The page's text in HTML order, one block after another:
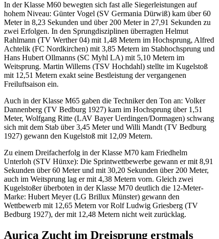
In der Klasse M60 bewegten sich fast alle Siegerleistungen auf
hohem Niveau: Günter Vogel (SV Germania Dürwiß) kam über 60
Meter in 8,23 Sekunden und über 200 Meter in 27,91 Sekunden zu
zwei Erfolgen. In den Sprungdisziplinen überragten Helmut
Rahlmann (TV Werther 04) mit 1,48 Metern im Hochsprung, Alfred
Achtelik (FC Nordkirchen) mit 3,85 Metern im Stabhochsprung und
Hans Hubert Ollmanns (SC Myhl LA) mit 5,10 Metern im
Weitsprung. Martin Willems (TSV Hochdahl) stellte im Kugelstoß
mit 12,51 Metern exakt seine Bestleistung der vergangenen
Freiluftsaison ein.
Auch in der Klasse M65 gaben die Techniker den Ton an: Volker
Dannenberg (TV Bedburg 1927) kam im Hochsprung über 1,51
Meter, Wolfgang Ritte (LAV Bayer Uerdingen/Dormagen) schwang
sich mit dem Stab über 3,45 Meter und Willi Mandt (TV Bedburg
1927) gewann den Kugelstoß mit 12,09 Metern.
Zu einem Dreifacherfolg in der Klasse M70 kam Friedhelm
Unterloh (STV Hünxe): Die Sprintwettbewerbe gewann er mit 8,91
Sekunden über 60 Meter und mit 30,20 Sekunden über 200 Meter,
auch im Weitsprung lag er mit 4,38 Metern vorn. Gleich zwei
Kugelstoßer überboten in der Klasse M70 deutlich die 12-Meter-
Marke: Hubert Meyer (LG Brillux Münster) gewann den
Wettbewerb mit 12,65 Metern vor Rolf Ludwig Griesberg (TV
Bedburg 1927), der mit 12,48 Metern nicht weit zurücklag.
Aurica Zucht im Dreisprung erstmals